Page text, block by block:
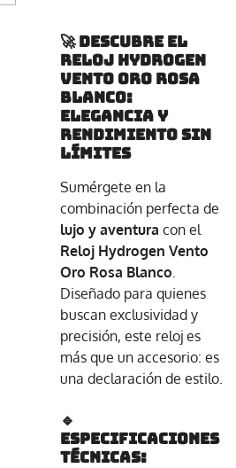
🚀 Descubre el
Reloj Hydrogen
Vento Oro Rosa
Blanco:
Elegancia y
rendimiento sin
límites
Sumérgete en la
combinación perfecta de
lujo y aventura con el
Reloj Hydrogen Vento
Oro Rosa Blanco.
Diseñado para quienes
buscan exclusividad y
precisión, este reloj es
más que un accesorio: es
una declaración de estilo.
🔹
Especificaciones
Técnicas: